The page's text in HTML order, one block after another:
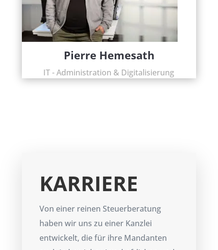
Pierre Hemesath
IT - Administration & Digitalisierung
KARRIERE
Von einer reinen Steuerberatung
haben wir uns zu einer Kanzlei
entwickelt, die für ihre Mandanten